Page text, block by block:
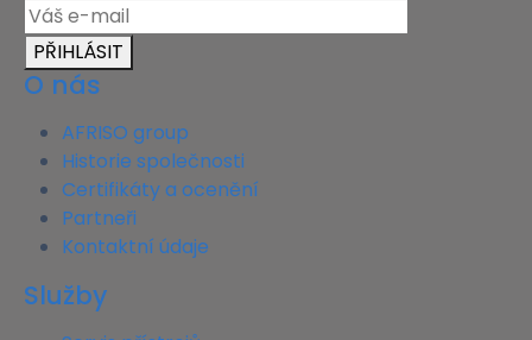
PŘIHLÁSIT
O nás
AFRISO group
Historie společnosti
Certifikáty a ocenění
Partneři
Kontaktní údaje
Služby